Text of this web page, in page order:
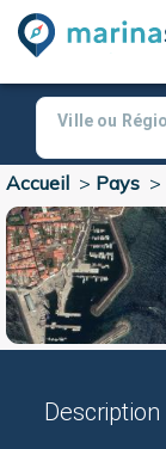
Accueil > Pays >
Description